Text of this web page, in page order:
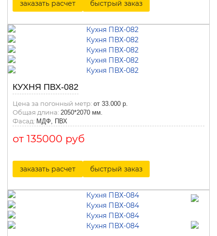
заказать расчет быстрый заказ
КУХНЯ ПВХ-082
Цена за погонный метр: от 33.000 р.
Общая длина: 2050*2070 мм.
Фасад: МДФ, ПВХ
от 135000 руб
заказать расчет быстрый заказ